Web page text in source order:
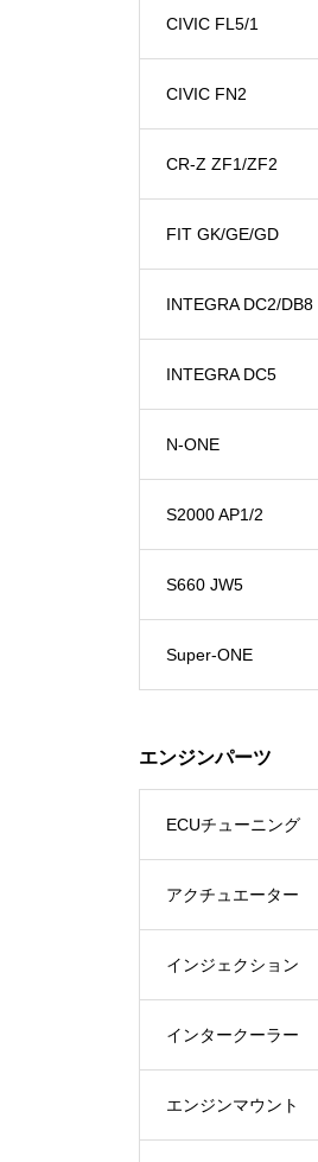
CIVIC FL5/1
CIVIC FN2
CR-Z ZF1/ZF2
FIT GK/GE/GD
INTEGRA DC2/DB8
INTEGRA DC5
N-ONE
S2000 AP1/2
S660 JW5
Super-ONE
エンジンパーツ
ECUチューニング
アクチュエーター
インジェクション
インタークーラー
エンジンマウント